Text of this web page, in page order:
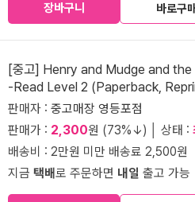
장바구니 바로구매
[중고] Henry and Mudge and
-Read Level 2 (Paperback,
판매자 : 중고매장 영등포점
판매가 : 2,300원 (73%↓) │ 상태 :
배송비 : 2만원 미만 배송료 2,500원
지금 택배로 주문하면 내일 출고 가능